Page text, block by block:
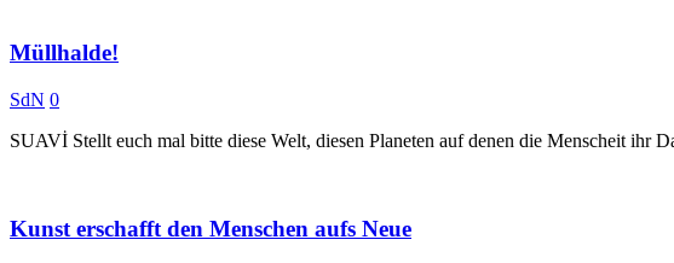
Müllhalde!
SdN 0
SUAVİ Stellt euch mal bitte diese Welt, diesen Planeten auf denen die Menscheit ihr
Kunst erschafft den Menschen aufs Neue